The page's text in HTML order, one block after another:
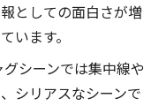
としての面白さが増
います。
グシーンでは集中線や
シリアスなシーンで